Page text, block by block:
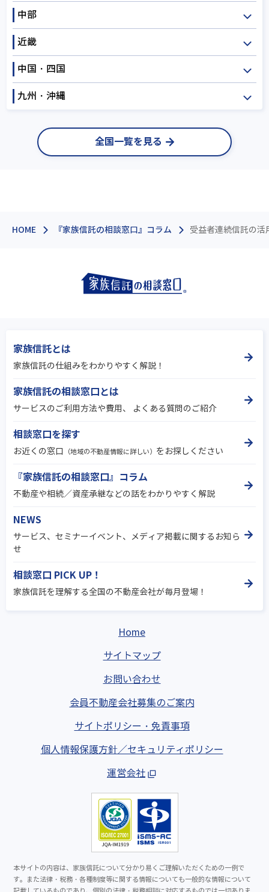
HOME 『家族信託の相談窓口』コラム 受益者連続信託の
秋田
茨城
埼玉
神奈川
中部
新潟
福井
岐阜
近畿
三重
大阪
中国・四国
鳥取
香川
愛媛 高知
九州・沖縄
福岡 佐賀
長崎
熊本
全国一覧を見る
家族信託とは
家族信託の仕組みをわかりやすく解説！
家族信託の相談窓口とは
サービスのご利用方法や費用、 よくある質問のご紹介
相談窓口を探す
お近くの窓口 （地域の不動産情報に詳しい） をお探しください
『家族信託の相談窓口』コラム
不動産や相続／資産承継などの話をわかりやすく解説
NEWS
サービス、セミナーイベント、メディア掲載に関するお知ら
せ
相談窓口 PICK UP！
家族信託を理解する全国の不動産会社が毎月登場！
Home
サイトマップ
お問い合わせ
会員不動産会社募集のご案内
サイトポリシー・免責事項
個人情報保護方針／セキュリティポリシー
運営会社
本サイトの内容は、家族信託について分かり易くご理解いただくための一例で
す。また法律・税務・各種制度等に関する情報についても一般的な情報について